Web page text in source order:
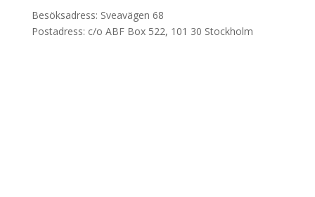
Besöksadress: Sveavägen 68
Postadress: c/o ABF Box 522, 101 30 Stockholm